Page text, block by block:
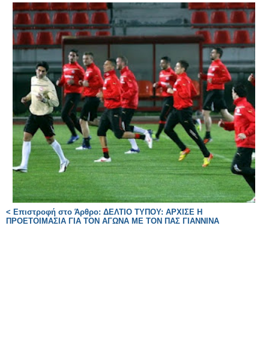
< Επιστροφή στο Άρθρο: ΔΕΛΤΙΟ ΤΥΠΟΥ: ΑΡΧΙΣΕ Η
ΠΡΟΕΤΟΙΜΑΣΙΑ ΓΙΑ ΤΟΝ ΑΓΩΝΑ ΜΕ ΤΟΝ ΠΑΣ ΓΙΑΝΝΙΝΑ